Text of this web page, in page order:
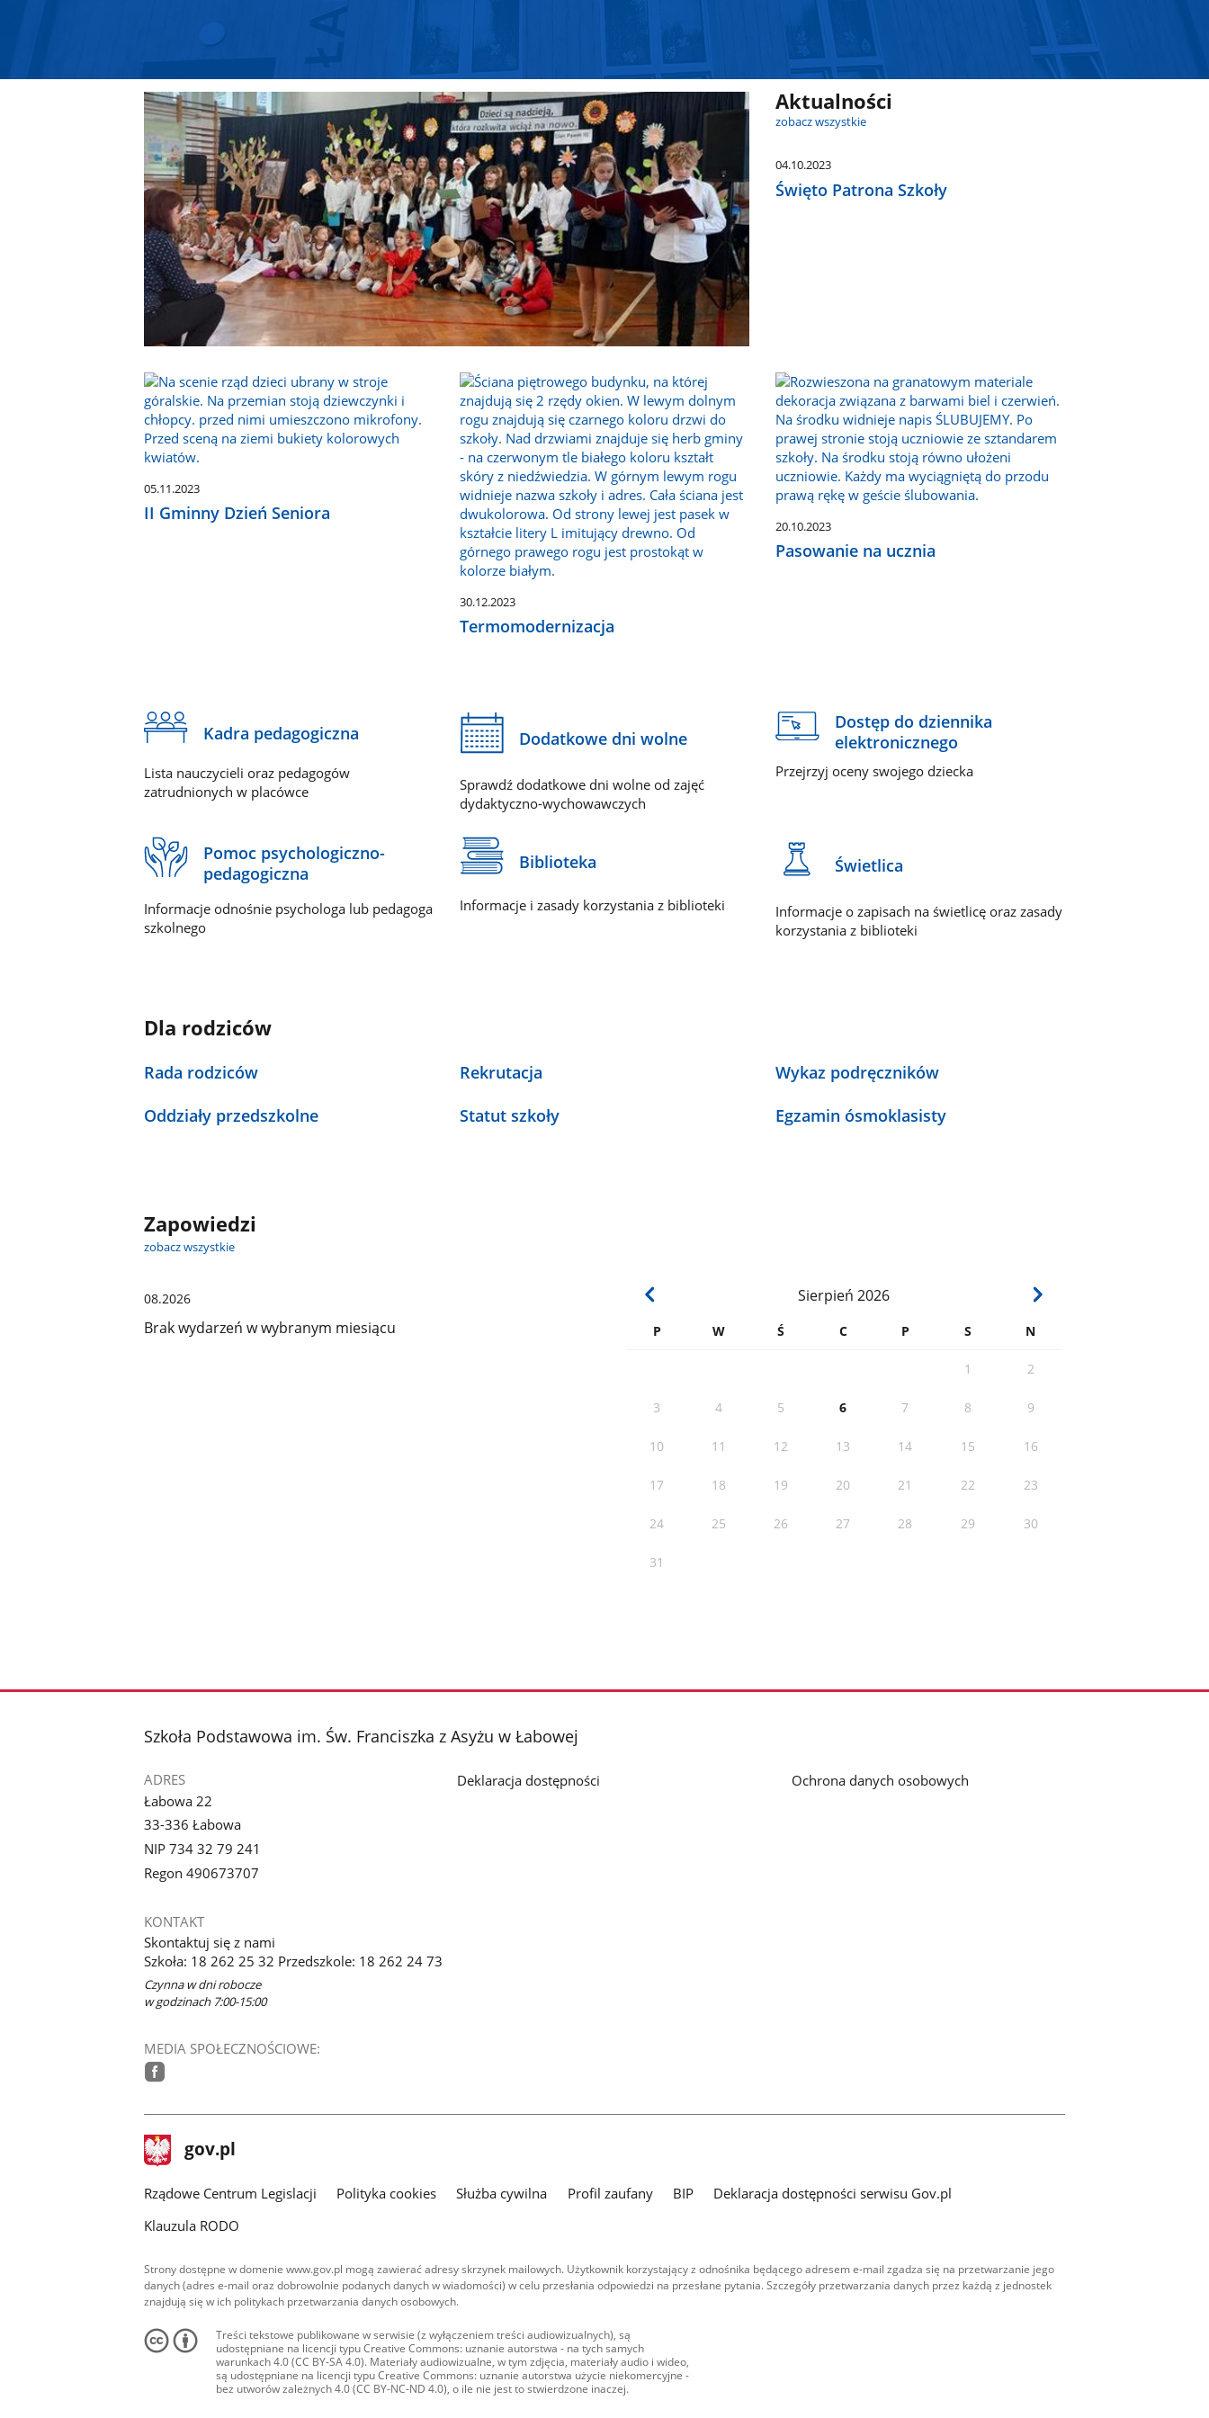
Aktualności
zobacz wszystkie
04.10.2023
Święto Patrona Szkoły
05.11.2023
II Gminny Dzień Seniora
30.12.2023
Termomodernizacja
20.10.2023
Pasowanie na ucznia
Kadra pedagogiczna
Lista nauczycieli oraz pedagogów
zatrudnionych w placówce
Dodatkowe dni wolne
Sprawdź dodatkowe dni wolne od zajęć
dydaktyczno-wychowawczych
Dostęp do dziennika
elektronicznego
Przejrzyj oceny swojego dziecka
Pomoc psychologiczno-
pedagogiczna
Informacje odnośnie psychologa lub pedagoga
szkolnego
Biblioteka
Informacje i zasady korzystania z biblioteki
Świetlica
Informacje o zapisach na świetlicę oraz zasady
korzystania z biblioteki
Dla rodziców
Rada rodziców Rekrutacja Wykaz podręczników
Oddziały przedszkolne Statut szkoły Egzamin ósmoklasisty
Zapowiedzi
zobacz wszystkie
Sierpień 2026
P W Ś C P S N
1 2
3 4 5 6 7 8 9
10 11 12 13 14 15 16
17 18 19 20 21 22 23
24 25 26 27 28 29 30
31
08.2026
Brak wydarzeń w wybranym miesiącu
stopka
Szkoła Podstawowa im. Św. Franciszka z Asyżu w Łabowej
ADRES
Łabowa 22
33-336 Łabowa
NIP 734 32 79 241
Regon 490673707
KONTAKT
Skontaktuj się z nami
Szkoła: 18 262 25 32 Przedszkole: 18 262 24 73
Czynna w dni robocze
w godzinach 7:00-15:00
MEDIA SPOŁECZNOŚCIOWE:
Deklaracja dostępności Ochrona danych osobowych
stopka
gov.pl Strona
gov.pl
Rządowe Centrum Legislacji Polityka cookies Służba cywilna Profil zaufany BIP
Deklaracja dostępności serwisu Gov.pl
Klauzula RODO
Strony dostępne w domenie www.gov.pl mogą zawierać adresy skrzynek mailowych. Użytkownik korzystający z odnośnika będącego adresem e-mail zgadza się na przetwarzanie jego
danych (adres e-mail oraz dobrowolnie podanych danych w wiadomości) w celu przesłania odpowiedzi na przesłane pytania. Szczegóły przetwarzania danych przez każdą z jednostek
znajdują się w ich politykach przetwarzania danych osobowych.
Treści tekstowe publikowane w serwisie (z wyłączeniem treści audiowizualnych), są
udostępniane na licencji typu Creative Commons: uznanie autorstwa - na tych samych
warunkach 4.0 (CC BY-SA 4.0). Materiały audiowizualne, w tym zdjęcia, materiały audio i wideo,
są udostępniane na licencji typu Creative Commons: uznanie autorstwa użycie niekomercyjne -
bez utworów zależnych 4.0 (CC BY-NC-ND 4.0), o ile nie jest to stwierdzone inaczej.